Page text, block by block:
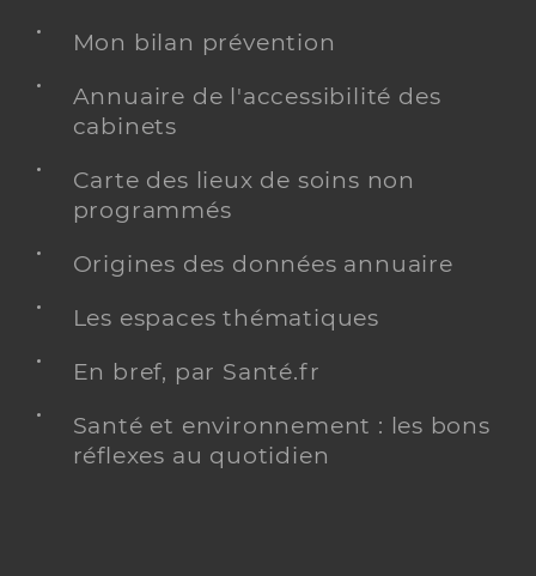
Mon bilan prévention
Annuaire de l'accessibilité des
cabinets
Carte des lieux de soins non
programmés
Origines des données annuaire
Les espaces thématiques
En bref, par Santé.fr
Santé et environnement : les bons
réflexes au quotidien